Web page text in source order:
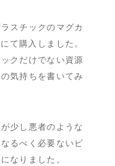
スチックのマグカ
て購入しました。
クだけでない資源
気持ちを書いてみ
少し悪者のような
るべく必要ないビ
なりました。